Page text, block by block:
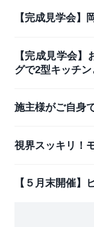
【完成見学会】
【完成見学会
グで2型キッチ
施主様がご自身
視界スッキリ！
【５月末開催】